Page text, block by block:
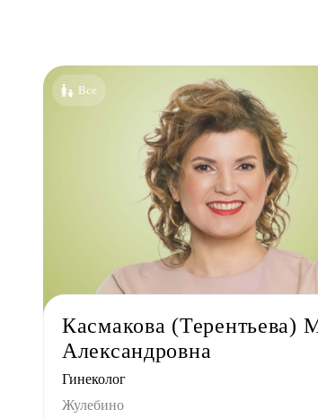
Все
Касмакова (Терентьева)
Александровна
Гинеколог
Жулебино